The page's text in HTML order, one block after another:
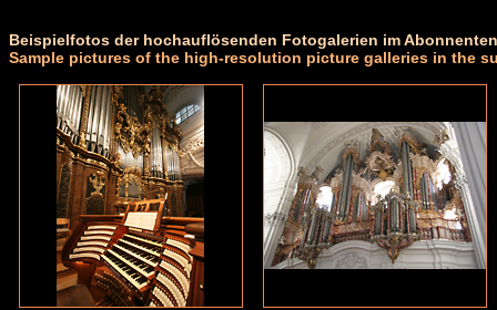
Beispielfotos der hochauflösenden Fotogalerien im
Sample pictures of the high-resolution picture galleries in the